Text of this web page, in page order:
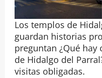
Los templos de
guardan historias
preguntan ¿Qué hay
de Hidalgo del
visitas obligadas.